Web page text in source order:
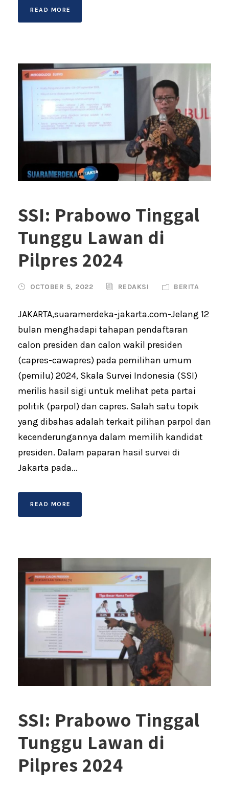
READ MORE
SSI: Prabowo Tinggal
Tunggu Lawan di
Pilpres 2024
OCTOBER 5, 2022 REDAKSI BERITA
JAKARTA,suaramerdeka-jakarta.com-Jelang 12
bulan menghadapi tahapan pendaftaran
calon presiden dan calon wakil presiden
(capres-cawapres) pada pemilihan umum
(pemilu) 2024, Skala Survei Indonesia (SSI)
merilis hasil sigi untuk melihat peta partai
politik (parpol) dan capres. Salah satu topik
yang dibahas adalah terkait pilihan parpol dan
kecenderungannya dalam memilih kandidat
presiden. Dalam paparan hasil survei di
Jakarta pada...
READ MORE
SSI: Prabowo Tinggal
Tunggu Lawan di
Pilpres 2024